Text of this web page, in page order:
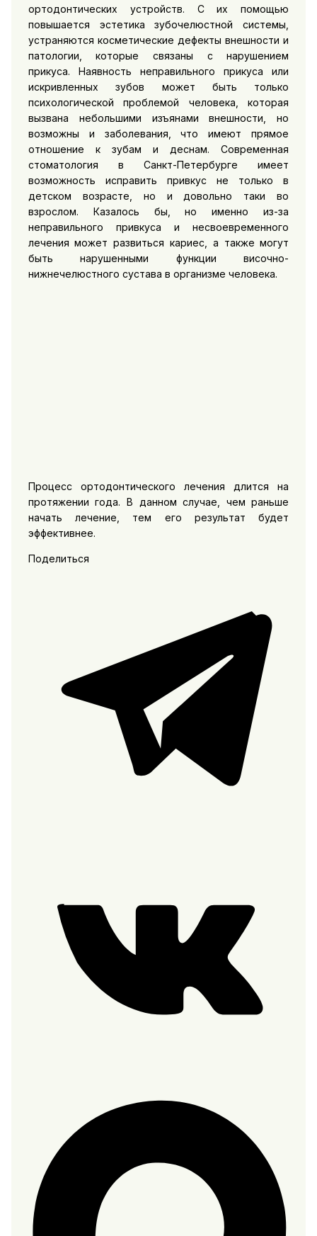
ортодонтических устройств. С их помощью
повышается эстетика зубочелюстной системы,
устраняются косметические дефекты внешности и
патологии, которые связаны с нарушением
прикуса. Наявность неправильного прикуса или
искривленных зубов может быть только
психологической проблемой человека, которая
вызвана небольшими изъянами внешности, но
возможны и заболевания, что имеют прямое
отношение к зубам и деснам. Современная
стоматология в Санкт-Петербурге имеет
возможность исправить привкус не только в
детском возрасте, но и довольно таки во
взрослом. Казалось бы, но именно из-за
неправильного привкуса и несвоевременного
лечения может развиться кариес, а также могут
быть нарушенными функции височно-
нижнечелюстного сустава в организме человека.
Процесс ортодонтического лечения длится на
протяжении года. В данном случае, чем раньше
начать лечение, тем его результат будет
эффективнее.
Поделиться